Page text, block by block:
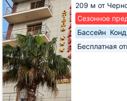
209 м от
Сезонное
Бассейн
Бесплатная